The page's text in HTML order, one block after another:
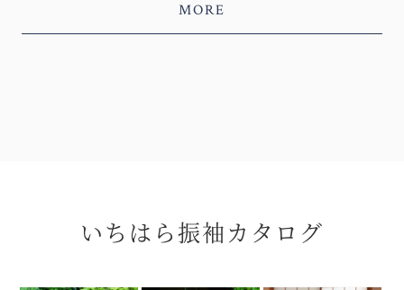
MORE
いちはら振袖カタログ